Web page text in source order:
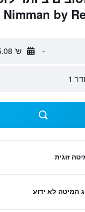
Nimman by
- ש' 15.08